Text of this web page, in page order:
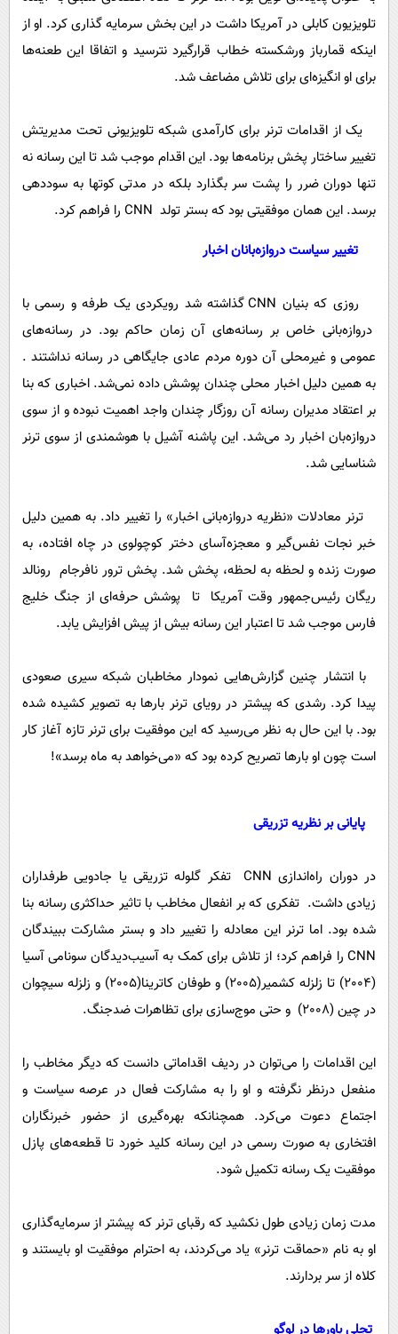
تلویزیون کابلی در آمریکا داشت در این بخش سرمایه گذاری کرد. او از
اینکه قمارباز ورشکسته خطاب قرارگیرد نترسید و اتفاقا این طعنه‌ها
برای او انگیزه‌ای برای تلاش مضاعف شد.
یک از اقدامات ترنر برای کارآمدی شبکه تلویزیونی تحت مدیریتش
تغییر ساختار پخش برنامه‌ها بود. این اقدام موجب شد تا این رسانه نه
تنها دوران ضرر را پشت سر بگذارد بلکه در مدتی کوتها به سوددهی
برسد. این همان موفقیتی بود که بستر تولد CNN را فراهم کرد.
تغییر سیاست دروازه‌بانان اخبار
روزی که بنیان CNN گذاشته شد رویکردی یک طرفه و رسمی با
دروازه‌بانی خاص بر رسانه‌های آن زمان حاکم بود. در رسانه‌های
عمومی و غیرمحلی آن دوره مردم عادی جایگاهی در رسانه‌ نداشتند .
به همین دلیل اخبار محلی چندان پوشش داده نمی‌شد. اخباری که بنا
بر اعتقاد مدیران رسانه آن روزگار چندان واجد اهمیت نبوده و از سوی
دروازه‌بان اخبار رد می‌شد. این پاشنه آشیل با هوشمندی از سوی ترنر
شناسایی شد.
ترنر معادلات «نظریه دروازه‌بانی اخبار» را تغییر داد. به همین دلیل
خبر نجات نفس‌گیر و معجزه‌آسای دختر کوچولوی در چاه افتاده، به
صورت زنده و لحظه به لحظه، پخش شد. پخش ترور نافرجام رونالد
ریگان رئیس‌جمهور وقت آمریکا تا پوشش حرفه‌ای از جنگ خلیج
فارس موجب شد تا اعتبار این رسانه بیش از پیش افزایش یابد.
با انتشار چنین گزارش‌هایی نمودار مخاطبان شبکه سیری صعودی
پیدا کرد. رشدی که پیشتر در رویای ترنر بارها به تصویر کشیده شده
بود. با این حال به نظر می‌رسید که این موفقیت برای ترنر تازه آغاز کار
است چون او بارها تصریح کرده بود که «می‌خواهد به ماه برسد»!
پایانی بر نظریه تزریقی
در دوران راه‌اندازی CNN تفکر گلوله تزریقی یا جادویی طرفداران
زیادی داشت. تفکری که بر انفعال مخاطب با تاثیر حداکثری رسانه بنا
شده بود. اما ترنر این معادله را تغییر داد و بستر مشارکت ببیندگان
CNN را فراهم کرد؛ از تلاش برای کمک به آسیب‌دیدگان سونامی آسیا
(2004) تا زلزله کشمیر(2005) و طوفان کاترینا(2005) و زلزله سیچوان
در چین (2008) و حتی موج‌سازی برای تظاهرات ضدجنگ.
این اقدامات را می‌توان در ردیف اقداماتی دانست که دیگر مخاطب را
منفعل درنظر نگرفته و او را به مشارکت فعال در عرصه سیاست و
اجتماع دعوت می‌کرد. همچنانکه بهره‌گیری از حضور خبرنگاران
افتخاری به صورت رسمی در این رسانه کلید خورد تا قطعه‌های پازل
موفقیت یک رسانه تکمیل شود.
مدت زمان زیادی طول نکشید که رقبای ترنر که پیشتر از سرمایه‌گذاری
او به نام «حماقت ترنر» یاد می‌کردند، به احترام موفقیت او بایستند و
کلاه از سر بردارند.